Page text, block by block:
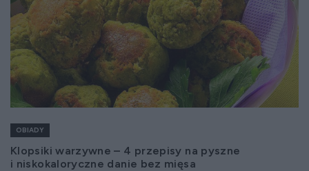
OBIADY
Klopsiki warzywne – 4 przepisy na pyszne
i niskokaloryczne danie bez mięsa